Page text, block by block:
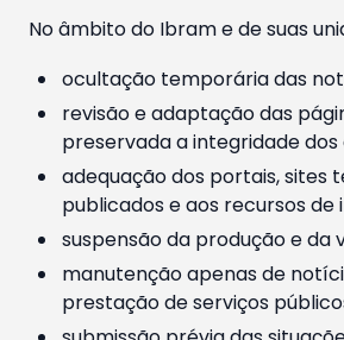
No âmbito do Ibram e de suas
ocultação temporária das
revisão e adaptação das
preservada a integridade
adequação dos portais, sites
publicados e aos recursos de
suspensão da produção e
manutenção apenas de
prestação de serviços